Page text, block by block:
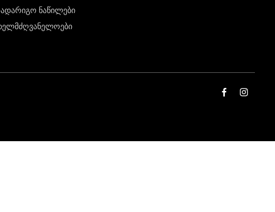
ნაწილები